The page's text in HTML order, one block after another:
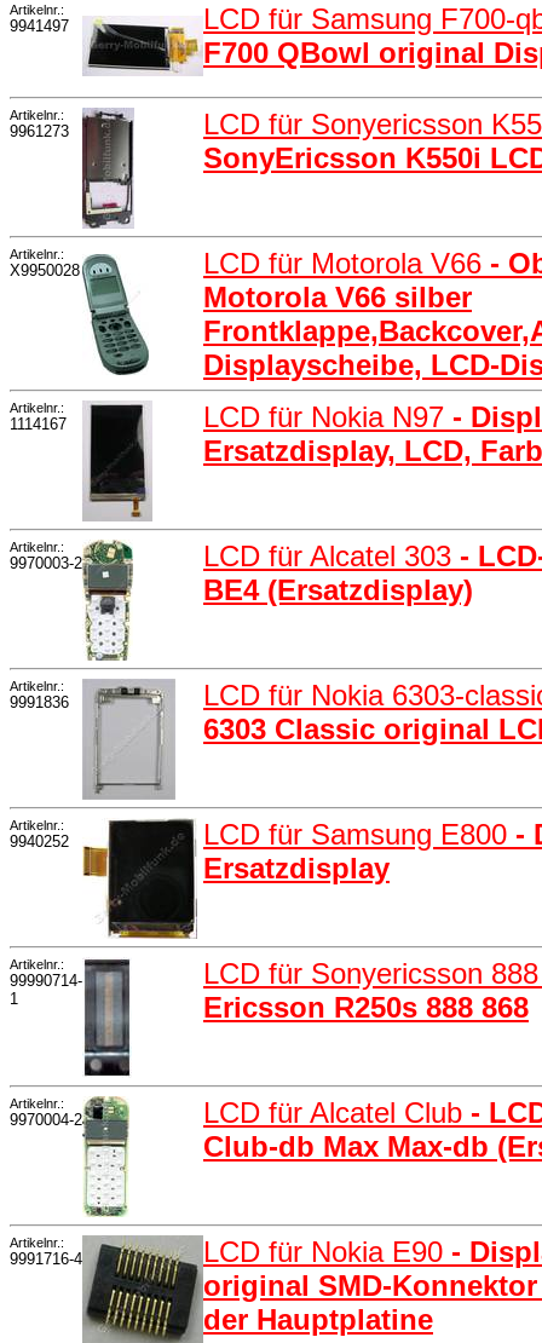
Artikelnr.:
9941497
LCD für Samsung F700-
F700 QBowl original
Artikelnr.:
9961273
LCD für Sonyericsson
SonyEricsson K550i
Artikelnr.:
X9950028 LCD für Motorola V66 -
Motorola V66 silber
Displayscheibe, LCD-
Artikelnr.:
1114167 LCD für Nokia N97 -
Ersatzdisplay, LCD,
Artikelnr.:
9970003-2 LCD für Alcatel 303 -
BE4 (Ersatzdisplay)
Artikelnr.:
9991836
LCD für Nokia 6303-
6303 Classic original
Artikelnr.:
9940252 LCD für Samsung E800 -
Ersatzdisplay
Artikelnr.:
99990714-
1
LCD für Sonyericsson
Ericsson R250s 888 868
Artikelnr.:
9970004-2 LCD für Alcatel Club -
Club-db Max Max-db
Artikelnr.:
9991716-4 LCD für Nokia E90 -
original SMD-
der Hauptplatine